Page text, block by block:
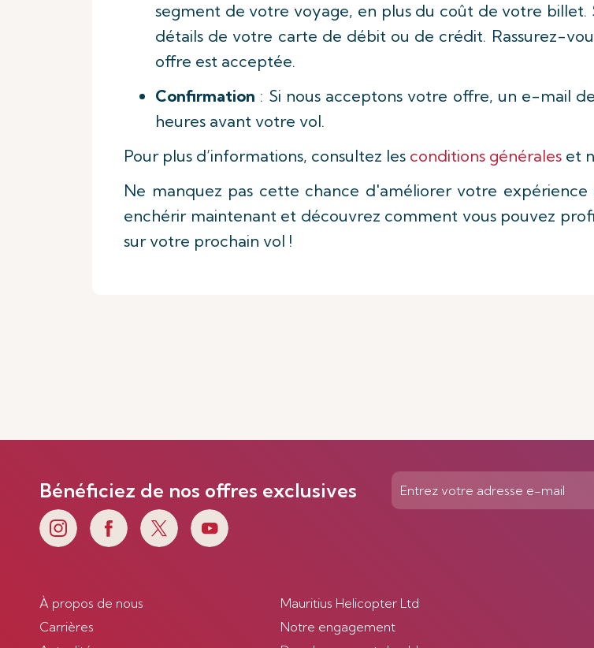
segment de votre voyage, en plus du coût de votre billet.
détails de votre carte de débit ou de crédit. Rassurez-
offre est acceptée.
Confirmation : Si nous acceptons votre offre, un e-mail
heures avant votre vol.
Pour plus d’informations, consultez les conditions générales et
Ne manquez pas cette chance d'améliorer votre
enchérir maintenant et découvrez comment vous pouvez
sur votre prochain vol !
Bénéficiez de nos offres exclusives
À propos de nous
Carrières
Mauritius Helicopter Ltd
Notre engagement